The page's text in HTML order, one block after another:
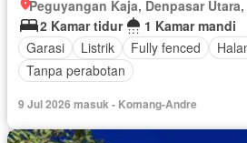
Peguyangan Kaja, Denpasar
2 Kamar tidur
1 Kamar mandi
Garasi
Listrik Fully fenced
Tanpa perabotan
9 Jul 2026 masuk - Komang-Andre